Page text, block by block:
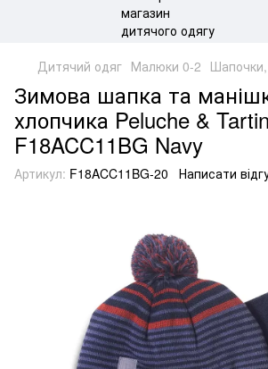
Дитячий одяг Малюки 0-2
Зимова шапка та
хлопчика Peluche &
F18ACC11BG Navy
Артикул: F18ACC11BG-20 Написати